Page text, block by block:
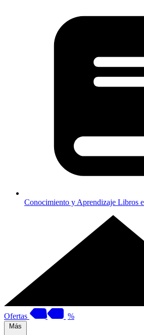
Conocimiento y Aprendizaje Libros
Ofertas %
Más